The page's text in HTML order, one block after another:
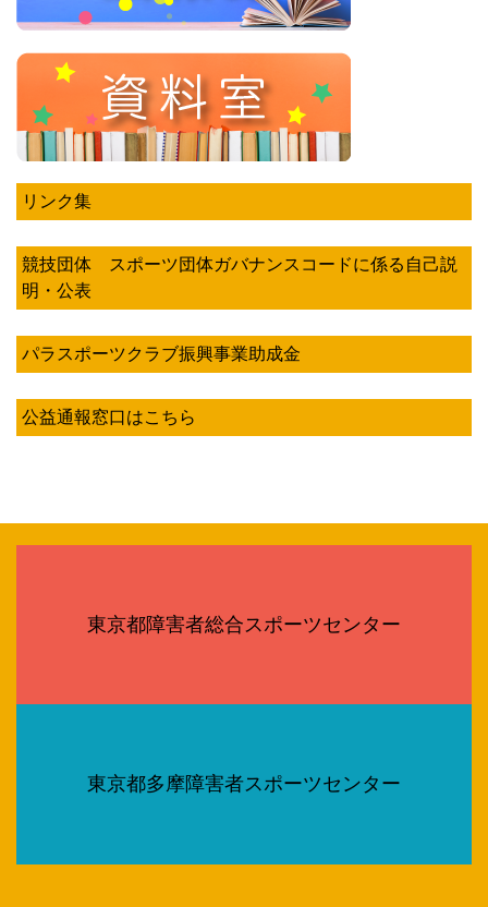
リンク集
競技団体 スポーツ団体ガバナンスコードに係る自己説
明・公表
パラスポーツクラブ振興事業助成金
公益通報窓口はこちら
東京都障害者総合スポーツセンター
東京都多摩障害者スポーツセンター